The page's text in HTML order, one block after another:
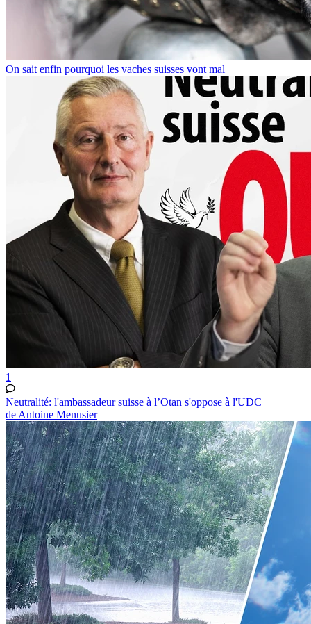
On sait enfin pourquoi les vaches suisses vont mal
1
Neutralité: l'ambassadeur suisse à l’Otan s'oppose à l'UDC
de Antoine Menusier